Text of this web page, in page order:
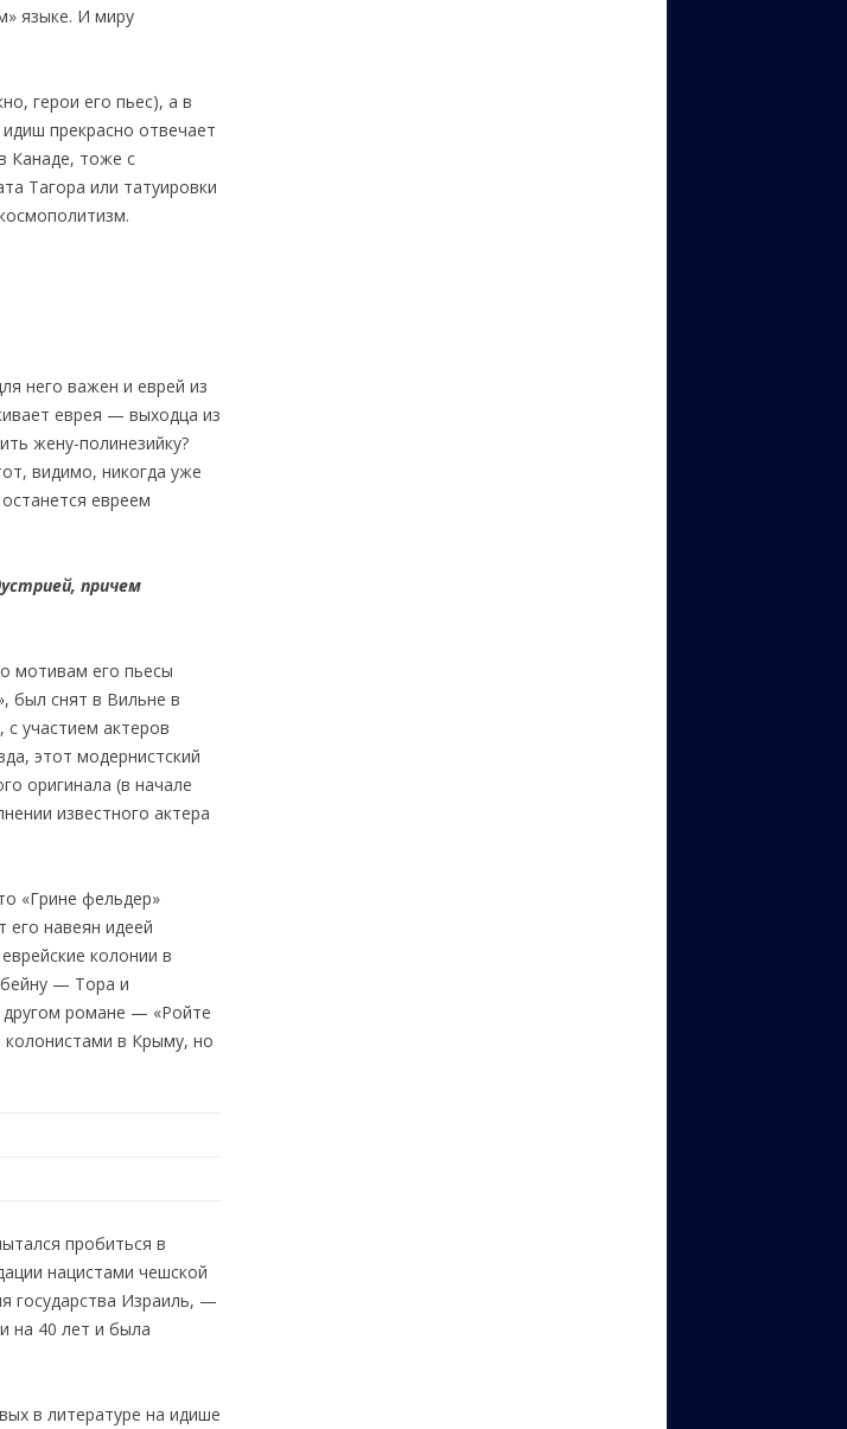
языке. И миру
герои его пьес), а в
прекрасно отвечает
Канаде, тоже с
Тагора или татуировки
него важен и еврей из
еврея — выходца из
жену-полинезийку?
видимо, никогда уже
евреем
причем
мотивам его пьесы
был снят в Вильне в
участием актеров
этот модернистский
оригинала (в начале
известного актера
«Грине фельдер»
навеян идеей
колонии в
— Тора и
романе — «Ройте
колонистами в Крыму, но
пробиться в
нацистами чешской
государства Израиль, —
на 40 лет и была
в литературе на идише